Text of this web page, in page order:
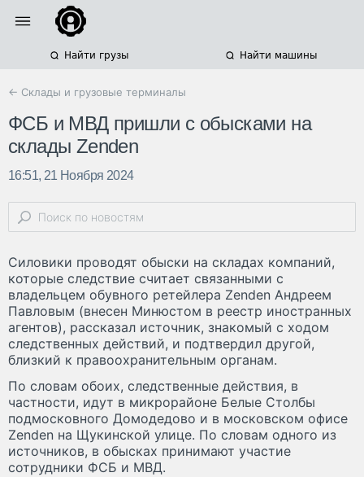
Найти грузы Найти машины
← Склады и грузовые терминалы
ФСБ и МВД пришли с обысками на
склады Zenden
16:51, 21 Ноября 2024
Силовики проводят обыски на складах компаний,
которые следствие считает связанными с
владельцем обувного ретейлера Zenden Андреем
Павловым (внесен Минюстом в реестр иностранных
агентов), рассказал источник, знакомый с ходом
следственных действий, и подтвердил другой,
близкий к правоохранительным органам.
По словам обоих, следственные действия, в
частности, идут в микрорайоне Белые Столбы
подмосковного Домодедово и в московском офисе
Zenden на Щукинской улице. По словам одного из
источников, в обысках принимают участие
сотрудники ФСБ и МВД.